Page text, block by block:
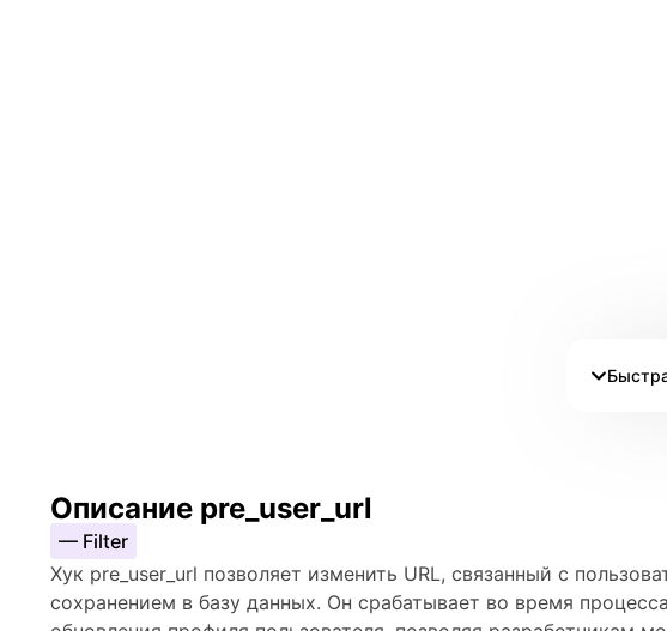
Описание pre_user_url
— Filter
Хук pre_user_url позволяет изменить URL, связанный с
сохранением в базу данных. Он срабатывает во время